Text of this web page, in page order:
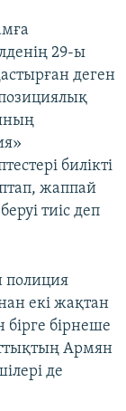
29-ы
деген
билікті
жаппай
тиіс деп
полиция
екі жақтан
бірнеше
Армян
де